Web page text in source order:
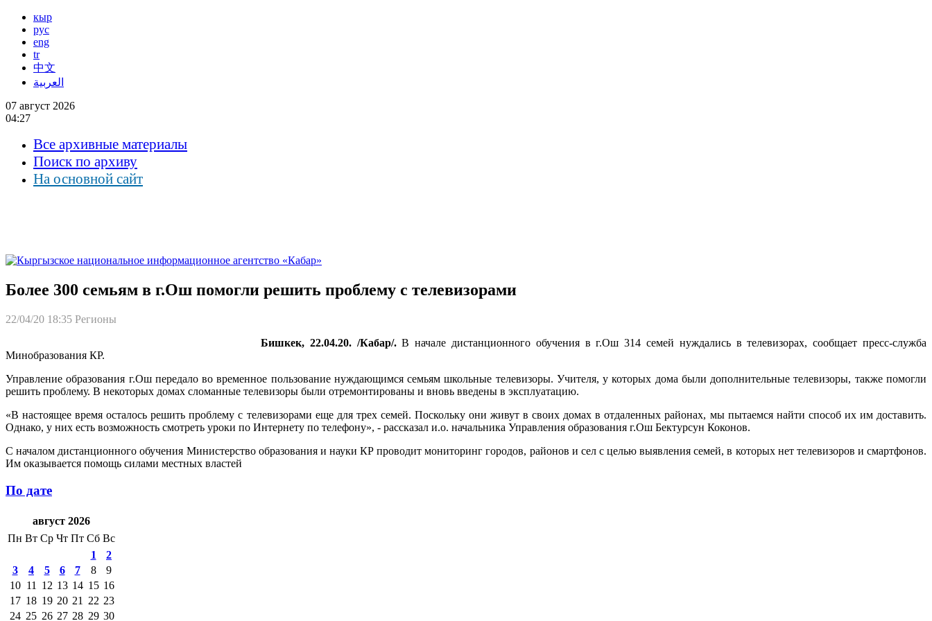
кыр
рус
eng
tr
中文
العربية
07 август 2026
04:27
Все архивные материалы
Поиск по архиву
На основной сайт
Более 300 семьям в г.Ош помогли решить проблему с телевизорами
22/04/20 18:35 Регионы
Бишкек, 22.04.20. /Кабар/.В начале дистанционного обучения в г.Ош 314 семей нуждались в телевизорах, сообщает пресс-служба
Минобразования КР.
Управление образования г.Ош передало во временное пользование нуждающимся семьям школьные телевизоры. Учителя, у которых дома были дополнительные телевизоры, также помогли
решить проблему. В некоторых домах сломанные телевизоры были отремонтированы и вновь введены в эксплуатацию.
«В настоящее время осталось решить проблему с телевизорами еще для трех семей. Поскольку они живут в своих домах в отдаленных районах, мы пытаемся найти способ их им доставить.
Однако, у них есть возможность смотреть уроки по Интернету по телефону», - рассказал и.о. начальника Управления образования г.Ош Бектурсун Коконов.
С началом дистанционного обучения Министерство образования и науки КР проводит мониторинг городов, районов и сел с целью выявления семей, в которых нет телевизоров и смартфонов.
Им оказывается помощь силами местных властей
По дате
август 2026
Пн Вт Ср Чт Пт Сб Вс
1
2
3
4 5 6 7 8
9
10 11 12 13 14 15 16
17 18 19 20 21 22 23
24 25 26 27 28 29 30